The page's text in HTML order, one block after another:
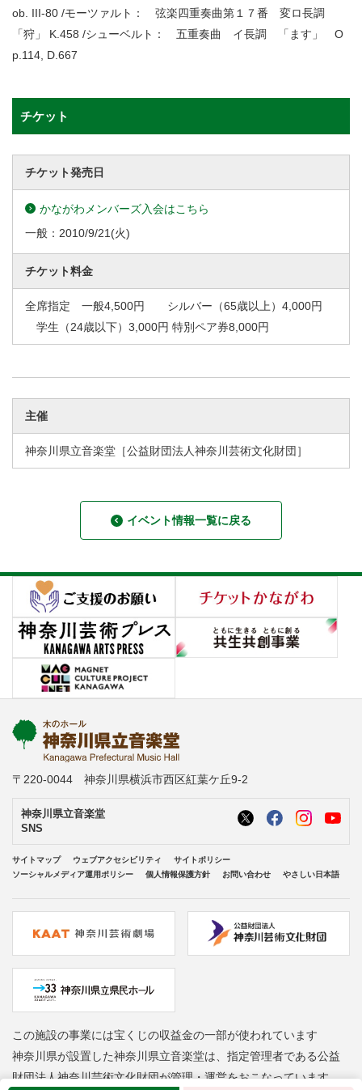
ob. III-80 /モーツァルト： 弦楽四重奏曲第１７番 変ロ長調
「狩」 K.458 /シューベルト： 五重奏曲 イ長調 「ます」 O
p.114, D.667
チケット
チケット発売日
かながわメンバーズ入会はこちら
一般： 2010/9/21 (火)
チケット料金
全席指定 一般4,500円 シルバー（65歳以上）4,000円
学生（24歳以下）3,000円 特別ペア券8,000円
主催
神奈川県立音楽堂［公益財団法人神奈川芸術文化財団］
イベント情報一覧に戻る
〒220-0044 神奈川県横浜市西区紅葉ケ丘9-2
神奈川県立音楽堂
SNS
サイトマップ ウェブアクセシビリティ
サイトポリシー
ソーシャルメディア運用ポリシー
個人情報保護方針 お問い合わせ やさしい日本語
この施設の事業には宝くじの収益金の一部が使われています
神奈川県が設置した神奈川県立音楽堂は、指定管理者である公益
財団法人神奈川芸術文化財団が管理・運営をおこなっています